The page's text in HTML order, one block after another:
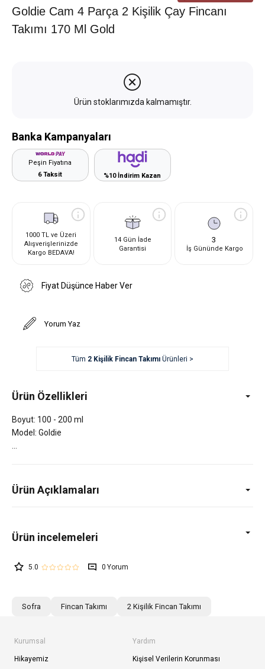
Goldie Cam 4 Parça 2 Kişilik Çay Fincanı
Takımı 170 Ml Gold
Ürün stoklarımızda kalmamıştır.
Banka Kampanyaları
Peşin Fiyatına
6 Taksit
%10 İndirim Kazan
1000 TL ve Üzeri
Alışverişlerinizde
Kargo BEDAVA!
14 Gün İade
Garantisi
3
İş Gününde Kargo
Fiyat Düşünce Haber Ver
Yorum Yaz
Tüm 2 Kişilik Fincan TakımıÜrünleri >
Ürün Özellikleri
Boyut: 100 - 200 ml
Model: Goldie
Ürün Açıklamaları
5.0 0
Sofra Fincan Takımı 2 Kişilik Fincan Takımı
Kurumsal
Hikayemiz
Yardım
Kişisel Verilerin Korunması